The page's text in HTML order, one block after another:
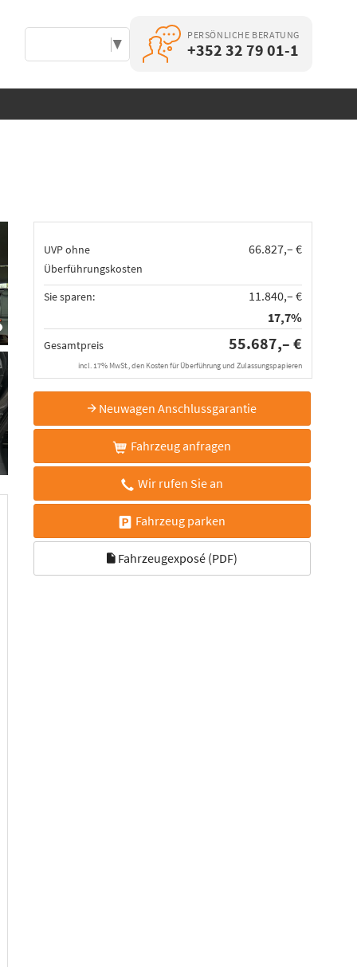
▼
PERSÖNLICHE BERATUNG
+352 32 79 01-1
UVP ohne
Überführungskosten
66.827,– €
Sie sparen:
11.840,– €
17,7%
Gesamtpreis 55.687,– €
incl. 17% MwSt., den Kosten für Überführung und Zulassungspapieren
Neuwagen Anschlussgarantie
Fahrzeug anfragen
Wir rufen Sie an
Fahrzeug parken
Fahrzeugexposé (PDF)